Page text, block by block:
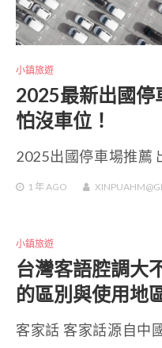
小鎮旅遊
2025最新出國停
怕沒車位！
2025出國停車場推薦
1 年 AGO
小鎮旅遊
台灣客語腔調大
的區別與使用地
客家話 客家話源自中